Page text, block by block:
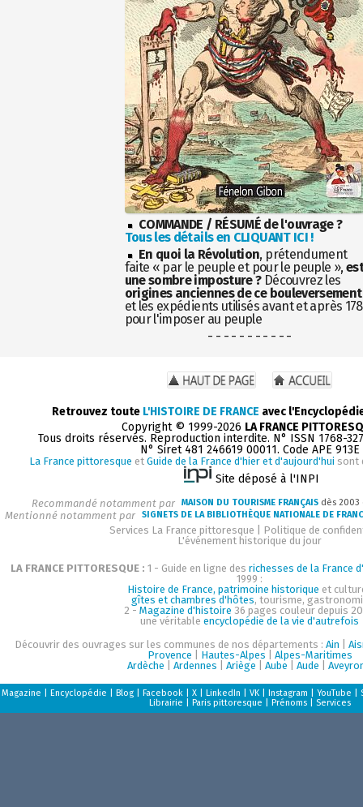
COMMANDE / RÉSUMÉ de l'ouvrage ?
Tous les détails en CLIQUANT ICI !
En quoi la Révolution, prétendument
faite « par le peuple et pour le peuple »,
une sombre imposture ?Découvrez les
origines anciennes de ce bouleversement
et les expédients utilisés avant et après
pour l'imposer au peuple
- - - - - - - - - - -
Retrouvez toute L'HISTOIRE DE FRANCE avec
Copyright © 1999-2026 LA FRANCE
Tous droits réservés. Reproduction interdite. N° ISSN 1768-
N° Siret 481 246619 00011. Code APE 913E
La France pittoresque et Guide de la France d'hier et d'aujourd'hui sont
Site déposé à l'INPI
Recommandé notamment par MAISON DU TOURISME FRANÇAIS dès
Mentionné notamment par SIGNETS DE LA BIBLIOTHÈQUE NATIONALE DE
Services La France pittoresque
Politique de
L'événement historique du jour
LA FRANCE PITTORESQUE : 1 - Guide en ligne des richesses de la France
1999 :
Histoire de France, patrimoine historique et
gîtes et chambres d'hôtes, tourisme,
2 - Magazine d'histoire 36 pages couleur depuis
une véritable encyclopédie de la vie d'autrefois
Découvrir des ouvrages sur les communes de nos départements : Ain
Provence
Hautes-Alpes
Alpes-Maritimes
Ardèche
Ardennes Ariège Aube Aude
Magazine Encyclopédie Blog| Facebook| X| LinkedIn VK| Instagram YouTube
Librairie
Paris pittoresque Prénoms| Services